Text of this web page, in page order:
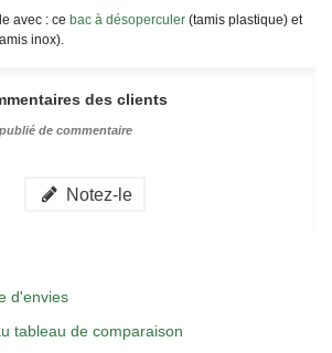
avec : ce bac à désoperculer (tamis plastique) et
inox).
des clients
de commentaire
Notez-le
d'envies
tableau de comparaison